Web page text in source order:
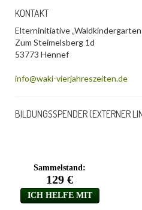
KONTAKT
Elterninitiative „Waldkindergarten
Zum Steimelsberg 1d
53773 Hennef
info@waki-vierjahreszeiten.de
BILDUNGSSPENDER (EXTERNER